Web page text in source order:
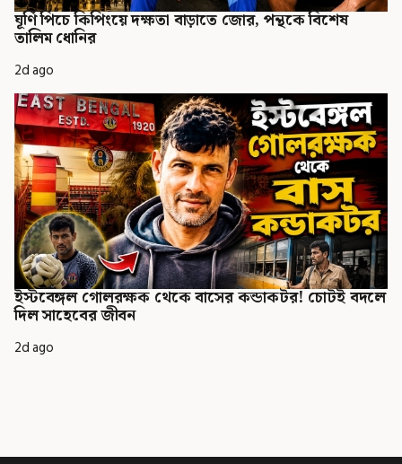
ঘূর্ণি পিচে কিপিংয়ে দক্ষতা বাড়াতে জোর, পন্থকে বিশেষ
তালিম ধোনির
2d ago
ইস্টবেঙ্গল গোলরক্ষক থেকে বাসের কন্ডাকটর! চোটই বদলে
দিল সাহেবের জীবন
2d ago